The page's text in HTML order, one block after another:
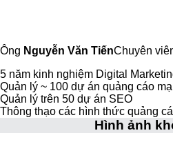
Ông Nguyễn Văn TiếnChuyên
5 năm kinh nghiệm Digital
Quản lý ~ 100 dự án quảng cáo
Quản lý trên 50 dự án SEO
Thông thạo các hình thức quảng
Hình ảnh